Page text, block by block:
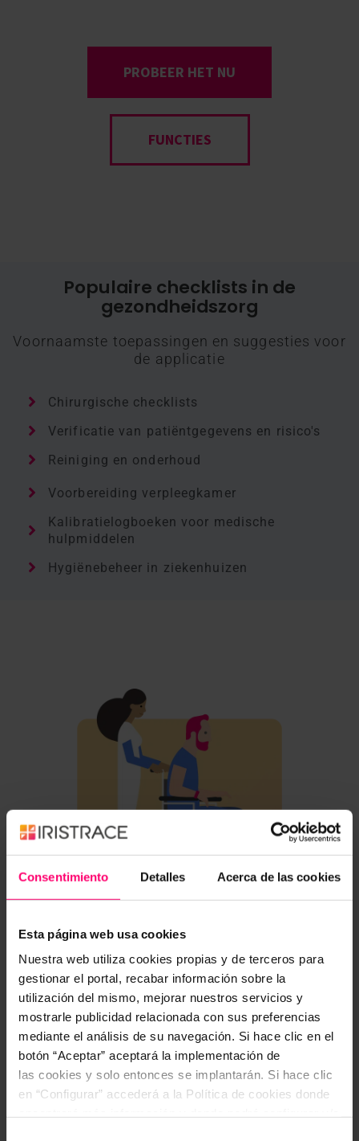
Consentimiento Detalles Acerca de las cookies
Esta página web usa cookies
Nuestra web utiliza cookies propias y de terceros para
gestionar el portal, recabar información sobre la
utilización del mismo, mejorar nuestros servicios y
mostrarle publicidad relacionada con sus preferencias
mediante el análisis de su navegación. Si hace clic en el
botón “Aceptar” aceptará la implementación de
las cookies y solo entonces se implantarán. Si hace clic
en “Configurar” accederá a la Política de cookies donde
PROBEER HET NU
FUNCTIES
Populaire checklists in de
gezondheidszorg
Voornaamste toepassingen en suggesties voor
de applicatie
Chirurgische checklists
Verificatie van patiëntgegevens en risico's
Reiniging en onderhoud
Voorbereiding verpleegkamer
Kalibratielogboeken voor medische
hulpmiddelen
Hygiënebeheer in ziekenhuizen
Creëer een effectief
Ontwerp een patiëntveiligheidsstrategie met
Iristrace die voldoet aan uw unieke vereisten. Een
digitaal checklist-gebaseerd systeem kan
gebruikt worden om een aantal processen te
standaardiseren, waaronder:
Formulieren voor bedcontroles,
slaapkwaliteit, risicobeoordeling,
medicijndistributie, polsband identificatie,